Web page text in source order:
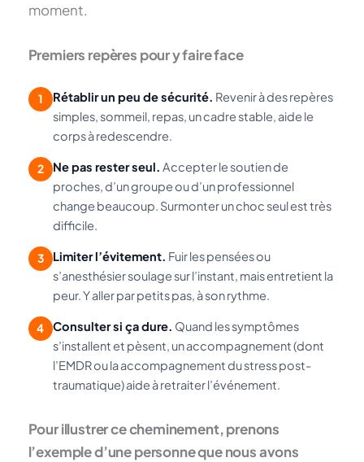
moment.
Premiers repères pour y faire face
1 Rétablir un peu de sécurité. Revenir à des repères
simples, sommeil, repas, un cadre stable, aide le
corps à redescendre.
2 Ne pas rester seul. Accepter le soutien de
proches, d’un groupe ou d’un professionnel
change beaucoup. Surmonter un choc seul est très
difficile.
3 Limiter l’évitement. Fuir les pensées ou
s’anesthésier soulage sur l’instant, mais entretient la
peur. Y aller par petits pas, à son rythme.
4 Consulter si ça dure. Quand les symptômes
s’installent et pèsent, un accompagnement (dont
l’EMDR ou la accompagnement du stress post-
traumatique) aide à retraiter l’événement.
Pour illustrer ce cheminement, prenons
l’exemple d’une personne que nous avons